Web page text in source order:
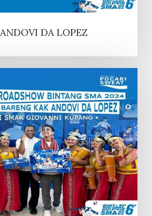
ANDOVI DA LOPEZ